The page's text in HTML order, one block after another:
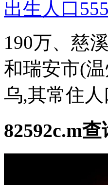
190万、慈
和瑞安市(
乌,其常住
82592c.m